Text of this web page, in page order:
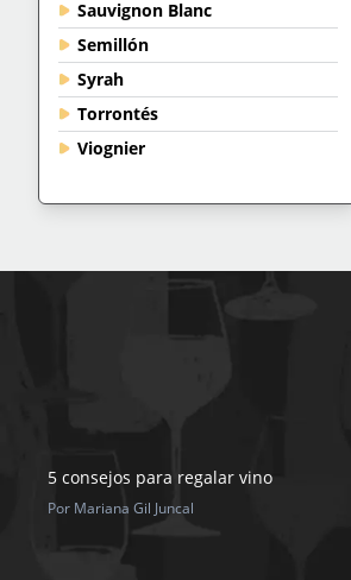
Sauvignon Blanc
Semillón
Syrah
Torrontés
Viognier
5 consejos para regalar vino
Por Mariana Gil Juncal